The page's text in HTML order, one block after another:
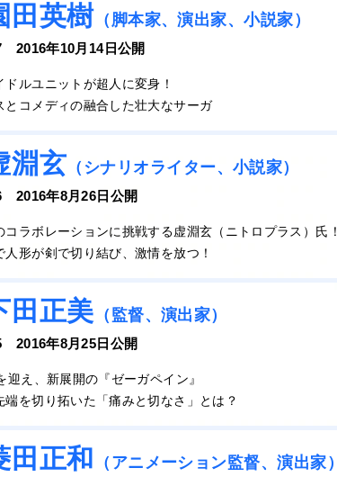
田英樹 （脚本家、演出家、小説家）
2016年10月14日公開
ドルユニットが超人に変身！
とコメディの融合した壮大なサーガ
淵玄 （シナリオライター、小説家）
2016年8月26日公開
コラボレーションに挑戦する虚淵玄（ニトロプラス）氏！
人形が剣で切り結び、激情を放つ！
田正美 （監督、演出家）
2016年8月25日公開
迎え、新展開の『ゼーガペイン』
端を切り拓いた「痛みと切なさ」とは？
田正和 （アニメーション監督、演出家）